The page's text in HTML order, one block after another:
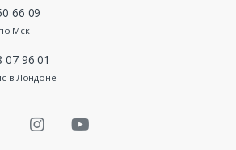
66 09
по Мск
07 96 01
в Лондоне